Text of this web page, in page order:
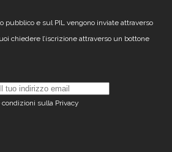
pubblico e sul PIL vengono inviate attraverso
chiedere l’iscrizione attraverso un bottone
sulla Privacy